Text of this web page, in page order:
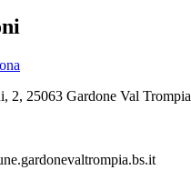
2, 25063 Gardone Val Trompia